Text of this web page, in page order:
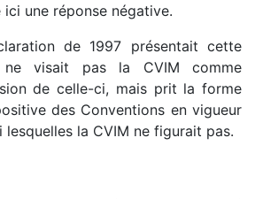
une réponse négative.
de 1997 présentait cette
ne visait pas la CVIM comme
de celle-ci, mais prit la forme
des Conventions en vigueur
la CVIM ne figurait pas.